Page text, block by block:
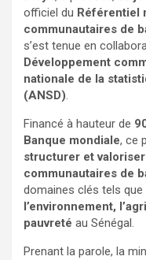
officiel du Référentiel
communautaires de
s’est tenue en
Développement
nationale de la
(ANSD).
Financé à hauteur de
Banque mondiale, ce
structurer et
communautaires de
domaines clés tels que
l’environnement,
pauvreté au Sénégal.
Prenant la parole, la